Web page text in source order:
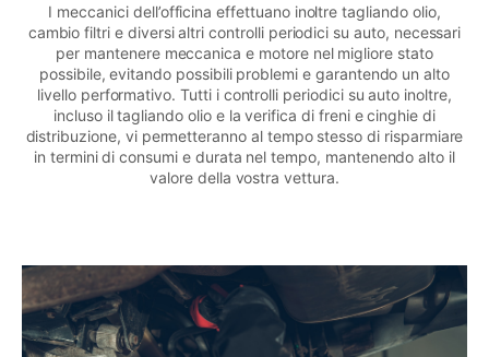
I meccanici dell’officina effettuano inoltre tagliando olio,
cambio filtri e diversi altri controlli periodici su auto, necessari
per mantenere meccanica e motore nel migliore stato
possibile, evitando possibili problemi e garantendo un alto
livello performativo. Tutti i controlli periodici su auto inoltre,
incluso il tagliando olio e la verifica di freni e cinghie di
distribuzione, vi permetteranno al tempo stesso di risparmiare
in termini di consumi e durata nel tempo, mantenendo alto il
valore della vostra vettura.